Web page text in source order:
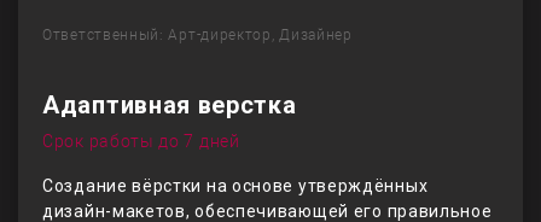
Ответственный: Арт-директор, Дизайнер
Адаптивная верстка
Срок работы до 7 дней
Создание вёрстки на основе утверждённых
дизайн-макетов, обеспечивающей его правильное